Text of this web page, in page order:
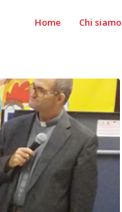
Home Chi siamo